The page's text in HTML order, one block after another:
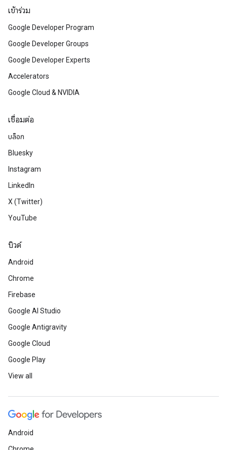
เข้าร่วม
Google Developer Program
Google Developer Groups
Google Developer Experts
Accelerators
Google Cloud & NVIDIA
เชื่อมต่อ
บล็อก
Bluesky
Instagram
LinkedIn
X (Twitter)
YouTube
บิวด์
Android
Chrome
Firebase
Google AI Studio
Google Antigravity
Google Cloud
Google Play
View all
Android